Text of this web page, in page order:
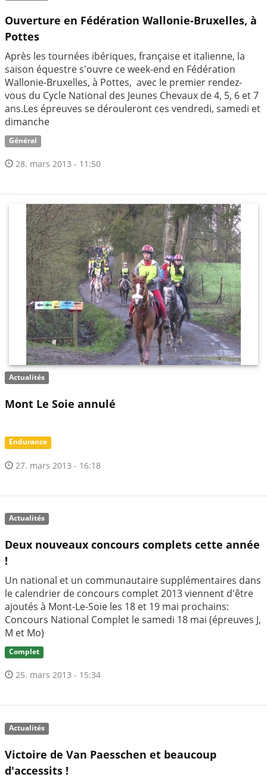
Ouverture en Fédération Wallonie-Bruxelles, à
Pottes
Après les tournées ibériques, française et italienne, la
saison équestre s'ouvre ce week-end en Fédération
Wallonie-Bruxelles, à Pottes, avec le premier rendez-
vous du Cycle National des Jeunes Chevaux de 4, 5, 6 et 7
ans.Les épreuves se dérouleront ces vendredi, samedi et
dimanche
Général
28. mars 2013 - 11:50
Actualités
Mont Le Soie annulé
Endurance
27. mars 2013 - 16:18
Actualités
Deux nouveaux concours complets cette année
!
Un national et un communautaire supplémentaires dans
le calendrier de concours complet 2013 viennent d'être
ajoutés à Mont-Le-Soie les 18 et 19 mai prochains:
Concours National Complet le samedi 18 mai (épreuves J,
M et Mo)
Complet
25. mars 2013 - 15:34
Actualités
Victoire de Van Paesschen et beaucoup
d'accessits !